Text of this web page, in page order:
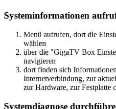
Systeminformationen
Menü aufrufen, dort die
wählen
über die "GigaTV Box
navigieren
dort finden sich
Internetverbindung, zur
zur Hardware, zur Festplatte
Systemdiagnose